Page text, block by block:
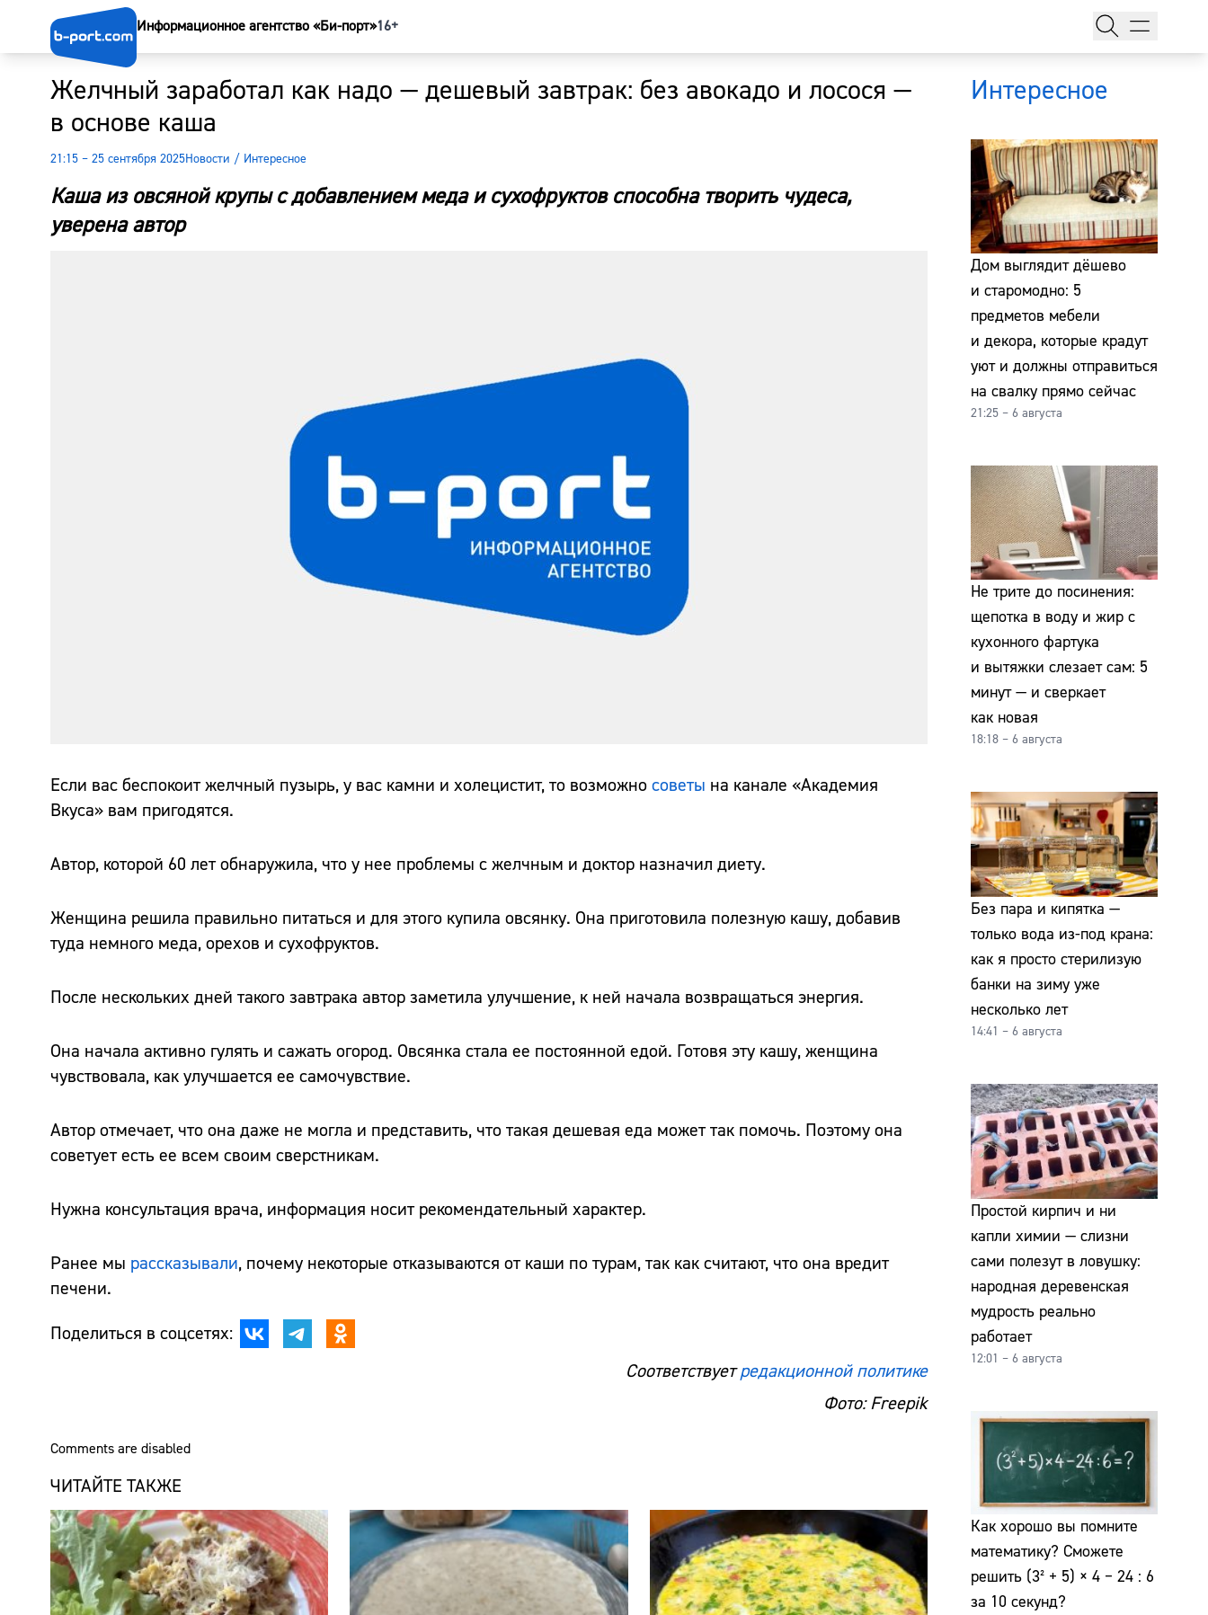
Информационное агентство «Би-порт»16+
Желчный заработал как надо — дешевый завтрак: без авокадо и лосося —
в основе каша
21:15 – 25 сентября 2025Новости / Интересное
Каша из овсяной крупы с добавлением меда и сухофруктов способна творить чудеса,
уверена автор
Если вас беспокоит желчный пузырь, у вас камни и холецистит, то возможно советы на канале «Академия
Вкуса» вам пригодятся.
Автор, которой 60 лет обнаружила, что у нее проблемы с желчным и доктор назначил диету.
Женщина решила правильно питаться и для этого купила овсянку. Она приготовила полезную кашу, добавив
туда немного меда, орехов и сухофруктов.
После нескольких дней такого завтрака автор заметила улучшение, к ней начала возвращаться энергия.
Она начала активно гулять и сажать огород. Овсянка стала ее постоянной едой. Готовя эту кашу, женщина
чувствовала, как улучшается ее самочувствие.
Автор отмечает, что она даже не могла и представить, что такая дешевая еда может так помочь. Поэтому она
советует есть ее всем своим сверстникам.
Нужна консультация врача, информация носит рекомендательный характер.
Ранее мы рассказывали, почему некоторые отказываются от каши по турам, так как считают, что она вредит
печени.
Поделиться в соцсетях:
Соответствуетредакционной политике
Фото: Freepik
Comments are disabled
ЧИТАЙТЕ ТАКЖЕ
Интересное
Дом выглядит дёшево
и старомодно: 5
предметов мебели
и декора, которые крадут
уют и должны отправиться
на свалку прямо сейчас
21:25 – 6 августа
Не трите до посинения:
щепотка в воду и жир с
кухонного фартука
и вытяжки слезает сам: 5
минут — и сверкает
как новая
18:18 – 6 августа
Без пара и кипятка —
только вода из-под крана:
как я просто стерилизую
банки на зиму уже
несколько лет
14:41 – 6 августа
Простой кирпич и ни
капли химии — слизни
сами полезут в ловушку:
народная деревенская
мудрость реально
работает
12:01 – 6 августа
Как хорошо вы помните
математику? Сможете
решить (3² + 5) × 4 − 24 : 6
за 10 секунд?
Наши гости